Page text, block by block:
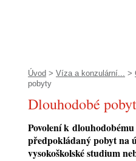
Úvod > Víza a konzulární... >
pobyty
Dlouhodobé
Povolení k
předpokládaný pobyt na
vysokoškolské studium